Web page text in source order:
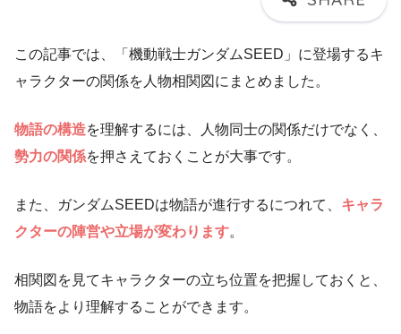
この記事では、「機動戦士ガンダムSEED」に登場するキ
ャラクターの関係を人物相関図にまとめました。
物語の構造を理解するには、人物同士の関係だけでなく、
勢力の関係を押さえておくことが大事です。
また、ガンダムSEEDは物語が進行するにつれて、 キャラ
クターの陣営や立場が変わります。
相関図を見てキャラクターの立ち位置を把握しておくと、
物語をより理解することができます。